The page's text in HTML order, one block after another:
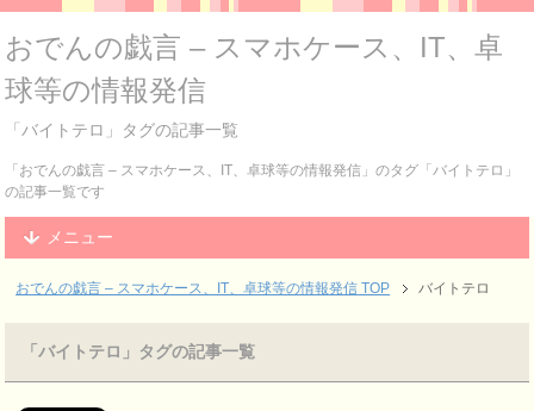
おでんの戯言 – スマホケース、IT、卓
球等の情報発信
「バイトテロ」タグの記事一覧
「おでんの戯言 – スマホケース、IT、卓球等の情報発信」のタグ「バイトテロ」
の記事一覧です
メニュー
おでんの戯言 – スマホケース、IT、卓球等の情報発信 TOP バイトテロ
「バイトテロ」タグの記事一覧